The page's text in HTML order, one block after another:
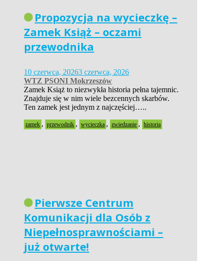
Propozycja na wycieczkę –
Zamek Książ – oczami
przewodnika
10 czerwca, 20263 czerwca, 2026
WTZ PSONI Mokrzeszów
Zamek Książ to niezwykła historia pełna tajemnic.
Znajduje się w nim wiele bezcennych skarbów.
Ten zamek jest jednym z najczęściej…..
zamek , przewodnik , wycieczka , zwiedzanie , historia
Pierwsze Centrum
Komunikacji dla Osób z
Niepełnosprawnościami –
już otwarte!